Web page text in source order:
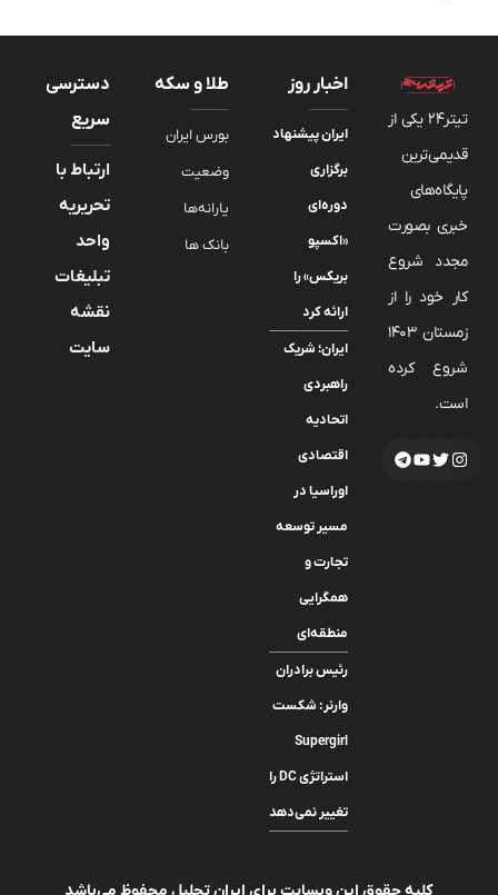
تیتر24 یکی از
قدیمی‌ترین
پایگاه‌های
خبری بصورت
مجدد شروع
کار خود را از
زمستان 1403
شروع کرده
است.
اخبار روز
ایران پیشنهاد
برگزاری
دوره‌ای
«اکسپو
بریکس» را
ارائه کرد
ایران؛ شریک
راهبردی
اتحادیه
اقتصادی
اوراسیا در
مسیر توسعه
تجارت و
همگرایی
منطقه‌ای
رئیس برادران
وارنر: شکست
Supergirl
استراتژی DC را
تغییر نمی‌دهد
طلا و سکه
بورس ایران
وضعیت
یارانه‌ها
بانک ها
دسترسی
سریع
ارتباط با
تحریریه
واحد
تبلیغات
نقشه
سایت